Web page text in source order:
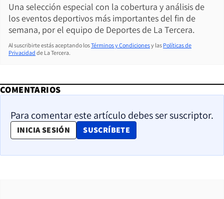
Una selección especial con la cobertura y análisis de
los eventos deportivos más importantes del fin de
semana, por el equipo de Deportes de La Tercera.
Al suscribirte estás aceptando losTérminos y Condicionesy las Políticas de
Privacidad de La Tercera.
COMENTARIOS
Para comentar este artículo debes ser suscriptor.
INICIA SESIÓN SUSCRÍBETE
OPENS IN NEW WINDOW